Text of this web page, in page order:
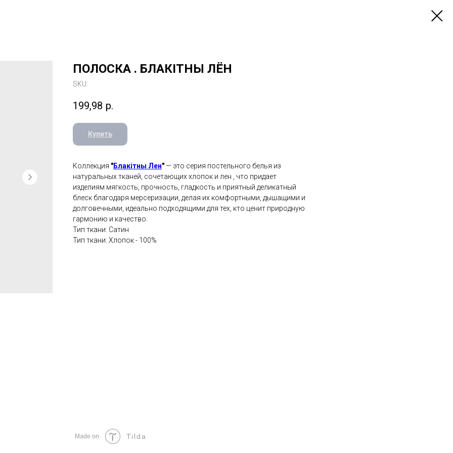
ПОЛОСКА . БЛАКІТНЫ ЛЁН
SKU:
199,98 р.
Купить
Коллекция "Блакітны Лен"— это серия постельного белья из
натуральных тканей, сочетающих хлопок и лен , что придает
изделиям мягкость, прочность, гладкость и приятный деликатный
блеск благодаря мерсеризации, делая их комфортными, дышащими и
долговечными, идеально подходящими для тех, кто ценит природную
гармонию и качество.
Тип ткани: Сатин
Тип ткани: Хлопок - 100%
Made on Tilda